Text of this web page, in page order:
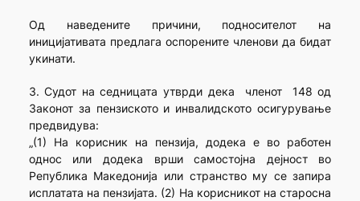
Од наведените причини, подносителот на
иницијативата предлага оспорените членови да бидат
укинати.
3. Судот на седницата утврди дека членот 148 од
Законот за пензиското и инвалидското осигурување
предвидува:
„(1) На корисник на пензија, додека е во работен
однос или додека врши самостојна дејност во
Република Македонија или странство му се запира
исплатата на пензијата. (2) На корисникот на старосна